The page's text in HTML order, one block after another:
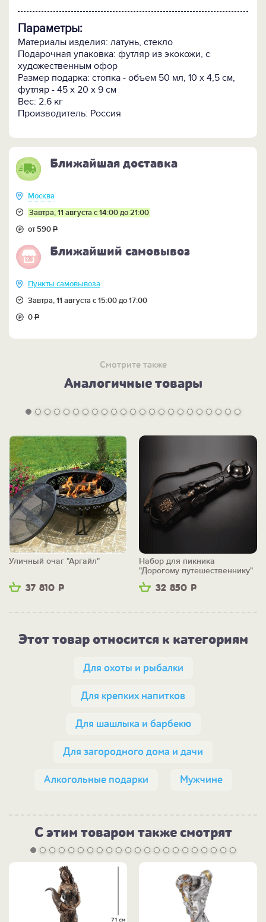
атласным ложементом.
ПОСМОТРИТЕ ЕЩЁ:
-Такой же набор из 3-х стопок >>
-Все алкогольные подарки >>
-Все подарки для пикника и барбекю >>
Параметры:
Материалы изделия: латунь, стекло
Подарочная упаковка: футляр из экокожи, с
художественным офор
Размер подарка: стопка - объем 50 мл, 10 х 4,5 см,
футляр - 45 х 20 х 9 см
Вес: 2.6 кг
Производитель: Россия
Ближайшая доставка
Москва
Завтра, 11 августа с 14:00 до 21:00
от 590Р
Ближайший самовывоз
Пункты самовывоза
Завтра, 11 августа с 15:00 до 17:00
0Р
Смотрите также
Аналогичные товары
37 810 Р
Уличный очаг "Аргайл"
32 850 Р
Набор для пикника
"Дорогому путешественнику"
Этот товар относится к категориям
Для охоты и рыбалки
Для крепких напитков
Для шашлыка и барбекю
Для загородного дома и дачи
Алкогольные подарки Мужчине
С этим товаром также смотрят